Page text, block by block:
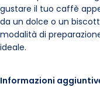
gustare il tuo caffè
da un dolce o un
modalità di
ideale.
Informazioni